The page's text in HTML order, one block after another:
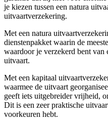
je kiezen tussen een natura
uitvaartverzekering.
Met een natura
dienstenpakket waarin de
waardoor je verzekerd bent van
uitvaart.
Met een kapitaal
waarmee de uitvaart
geeft iets uitgebreider vrijheid,
Dit is een zeer praktische
voorkeuren hebt.